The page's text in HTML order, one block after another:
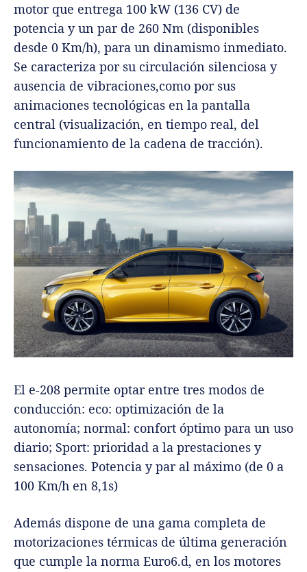
motor que entrega 100 kW (136 CV) de
potencia y un par de 260 Nm (disponibles
desde 0 Km/h), para un dinamismo inmediato.
Se caracteriza por su circulación silenciosa y
ausencia de vibraciones,como por sus
animaciones tecnológicas en la pantalla
central (visualización, en tiempo real, del
funcionamiento de la cadena de tracción).
El e-208 permite optar entre tres modos de
conducción: eco: optimización de la
autonomía; normal: confort óptimo para un uso
diario; Sport: prioridad a la prestaciones y
sensaciones. Potencia y par al máximo (de 0 a
100 Km/h en 8,1s)
Además dispone de una gama completa de
motorizaciones térmicas de última generación
que cumple la norma Euro6.d, en los motores